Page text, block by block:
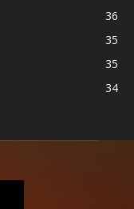
36
35
35
34